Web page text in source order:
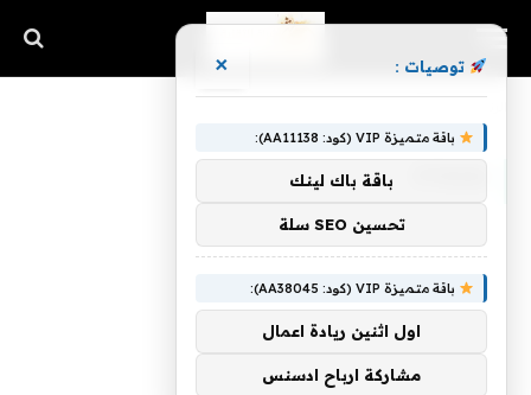
توصيات : ×
باقة متميزة VIP (كود: AA11138):
باقة باك لينك
تحسين SEO سلة
باقة متميزة VIP (كود: AA38045):
اول اثنين ريادة اعمال
مشاركة ارباح ادسنس